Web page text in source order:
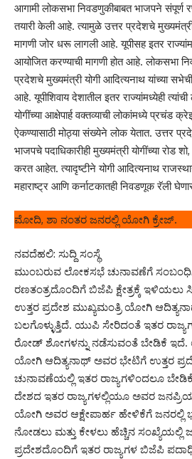
आगामी लोकसभा निवडणुकीबाबत भाजपने संपूर्ण
तयारी केली आहे. त्यामुळे उत्तर प्रदेशचे
मागणी जोर धरू लागली आहे. यूपीसह इतर
आयोजित करण्याची मागणी होत आहे. लोकसभा
प्रदेशचे मुख्यमंत्री योगी आदित्यनाथ यांच्या सभेची
आहे. यूपीशिवाय देशातील इतर राज्यांमध्येही
योगींच्या आक्षेपार्ह वक्तव्याची लोकांमध्ये प्रचंड
ऐकण्यासाठी मोठ्या संख्येने लोक येतात. उत्तर
भाजपचे पदाधिकारीही मुख्यमंत्री योगींच्या रोड
करत आहेत. त्यादृष्टीने योगी आदित्यनाथ
महाराष्ट्र आणि कर्नाटकातही निवडणूक रॅली
ಮೋದಿ, ಶಾ ನಂತರ ಜನರಲ್ಲಿ ಯೋಗಿ ಕ್ರೇಜ್.
ನವದೆಹಲಿ: ಸುದ್ದಿ ಸಂಸ್ಥೆ
ಮುಂಬರುವ ಲೋಕಸಭೆ ಚುನಾವಣೆಗೆ
ರಣತಂತ್ರದೊಂದಿಗೆ ಬಿಜೆಪಿ ಕ್ಷೇತ್ರಕ್ಕೆ ಇಳಿಯಲು
ಉತ್ತರ ಪ್ರದೇಶ ಮುಖ್ಯಮಂತ್ರಿ ಯೋಗಿ
ಬಲಗೊಳ್ಳುತ್ತಿದೆ. ಯುಪಿ ಸೇರಿದಂತೆ ಇತರ
ರೋಡ್ ಶೋಗಳನ್ನು ನಡೆಸುವಂತೆ ಬೇಡಿಕೆ ಇದೆ.
ಯೋಗಿ ಆದಿತ್ಯನಾಥ್ ಅವರ ಭೇಟಿಗೆ ಉತ್ತರ
ಚುನಾವಣೆಯಲ್ಲಿ ಇತರ ರಾಜ್ಯಗಳಿಂದಲೂ
ದೇಶದ ಇತರ ರಾಜ್ಯಗಳಲ್ಲಿಯೂ ಅವರ
ಯೋಗಿ ಅವರ ಆಕ್ಷೇಪಾರ್ಹ ಹೇಳಿಕೆಗೆ ಜನರಲ್ಲಿ
ನೋಡಲು ಮತ್ತು ಕೇಳಲು ಹೆಚ್ಚಿನ ಸಂಖ್ಯೆಯಲ್ಲಿ
ಪ್ರದೇಶದೊಂದಿಗೆ ಇತರ ರಾಜ್ಯಗಳ ಬಿಜೆಪಿ